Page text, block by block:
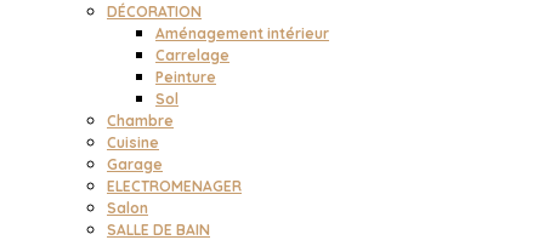
DÉCORATION
Aménagement intérieur
Carrelage
Peinture
Sol
Chambre
Cuisine
Garage
ELECTROMENAGER
Salon
SALLE DE BAIN